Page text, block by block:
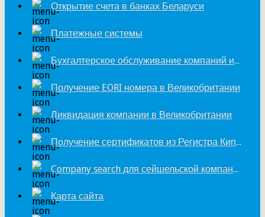
Открытие счета в банках Беларуси
Платежные системы
Бухгалтерское обслуживание компаний из Великобритании
Получение EORI номера в Великобритании
Ликвидация компании в Великобритании
Получение сертификатов из Регистра Кипра
Company search для сейшельской компании
Карта сайта